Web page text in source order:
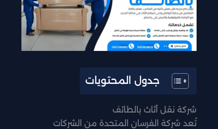
جدول المحتويات
شركة نقل أثاث بالطائف
تُعد شركة الفرسان المتحدة من الشركات